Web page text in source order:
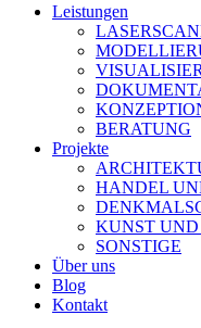
Leistungen
BERATUNG
Projekte
HANDEL
KUNST
SONSTIGE
Über uns
Blog
Kontakt